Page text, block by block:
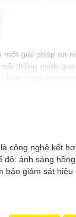
một giải pháp an
thông minh
công nghệ kết
độ: ánh sáng
bảo giám sát